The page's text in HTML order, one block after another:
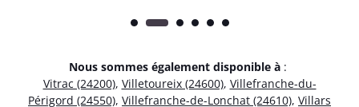
Nous sommes également disponible à :
Vitrac (24200), Villetoureix (24600), Villefranche-du-
Périgord (24550), Villefranche-de-Lonchat (24610), Villars